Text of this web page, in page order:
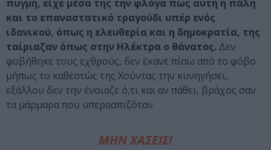
πυγμή, είχε μέσα της την φλόγα πως αυτή η πάλη
και το επαναστατικό τραγούδι υπέρ ενός
ιδανικού, όπως η ελευθερία και η δημοκρατία, της
ταίριαζαν όπως στην Ηλέκτρα ο θάνατος. Δεν
φοβήθηκε τους εχθρούς, δεν έκανε πίσω από το φόβο
μήπως το καθεστώς της Χούντας την κυνηγήσει,
εξάλλου δεν την ένοιαζε ό,τι και αν πάθει, βράχος σαν
τα μάρμαρα που υπερασπιζόταν.
ΜΗΝ ΧΑΣΕΙΣ!